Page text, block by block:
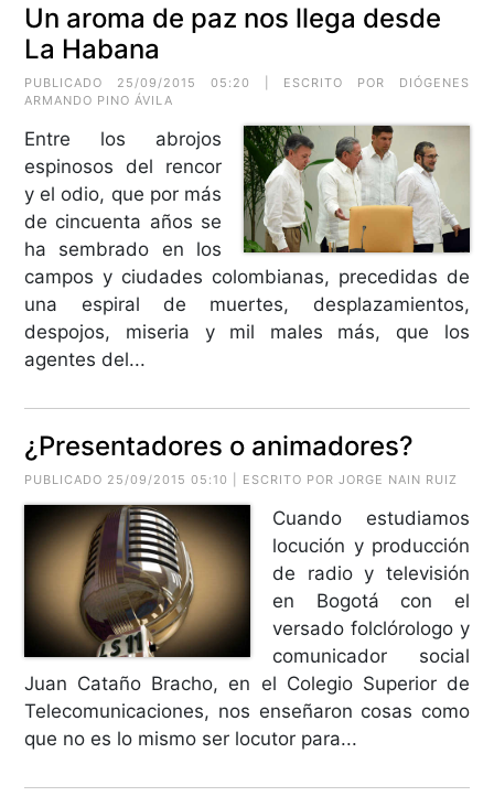
Un aroma de paz nos llega desde
La Habana
PUBLICADO 25/09/2015 05:20 | ESCRITO POR
DIÓGENES
ARMANDO PINO ÁVILA
Entre los abrojos
espinosos del rencor
y el odio, que por más
de cincuenta años se
ha sembrado en los
campos y ciudades colombianas, precedidas de
una espiral de muertes, desplazamientos,
despojos, miseria y mil males más, que los
agentes del...
¿Presentadores o animadores?
PUBLICADO 25/09/2015 05:10 | ESCRITO PORJORGE NAIN RUIZ
Cuando estudiamos
locución y producción
de radio y televisión
en Bogotá con el
versado folclórologo y
comunicador social
Juan Cataño Bracho, en el Colegio Superior de
Telecomunicaciones, nos enseñaron cosas como
que no es lo mismo ser locutor para...